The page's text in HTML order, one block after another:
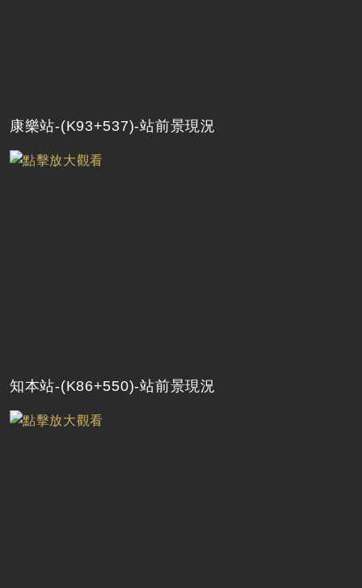
康樂站-(K93+537)-站前景現況
知本站-(K86+550)-站前景現況